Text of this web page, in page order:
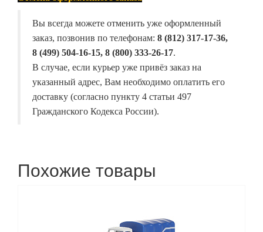
Вы всегда можете отменить уже оформленный
заказ, позвонив по телефонам: 8 (812) 317-17-36,
8 (499) 504-16-15, 8 (800) 333-26-17.
В случае, если курьер уже привёз заказ на
указанный адрес, Вам необходимо оплатить его
доставку (согласно пункту 4 статьи 497
Гражданского Кодекса России).
Похожие товары